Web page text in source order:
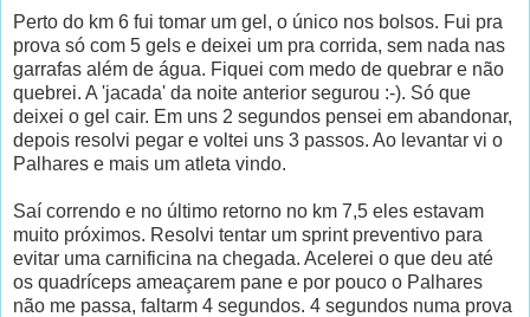
Perto do km 6 fui tomar um gel, o único nos bolsos. Fui pra
prova só com 5 gels e deixei um pra corrida, sem nada nas
garrafas além de água. Fiquei com medo de quebrar e não
quebrei. A 'jacada' da noite anterior segurou :-). Só que
deixei o gel cair. Em uns 2 segundos pensei em abandonar,
depois resolvi pegar e voltei uns 3 passos. Ao levantar vi o
Palhares e mais um atleta vindo.
Saí correndo e no último retorno no km 7,5 eles estavam
muito próximos. Resolvi tentar um sprint preventivo para
evitar uma carnificina na chegada. Acelerei o que deu até
os quadríceps ameaçarem pane e por pouco o Palhares
não me passa, faltarm 4 segundos. 4 segundos numa prova